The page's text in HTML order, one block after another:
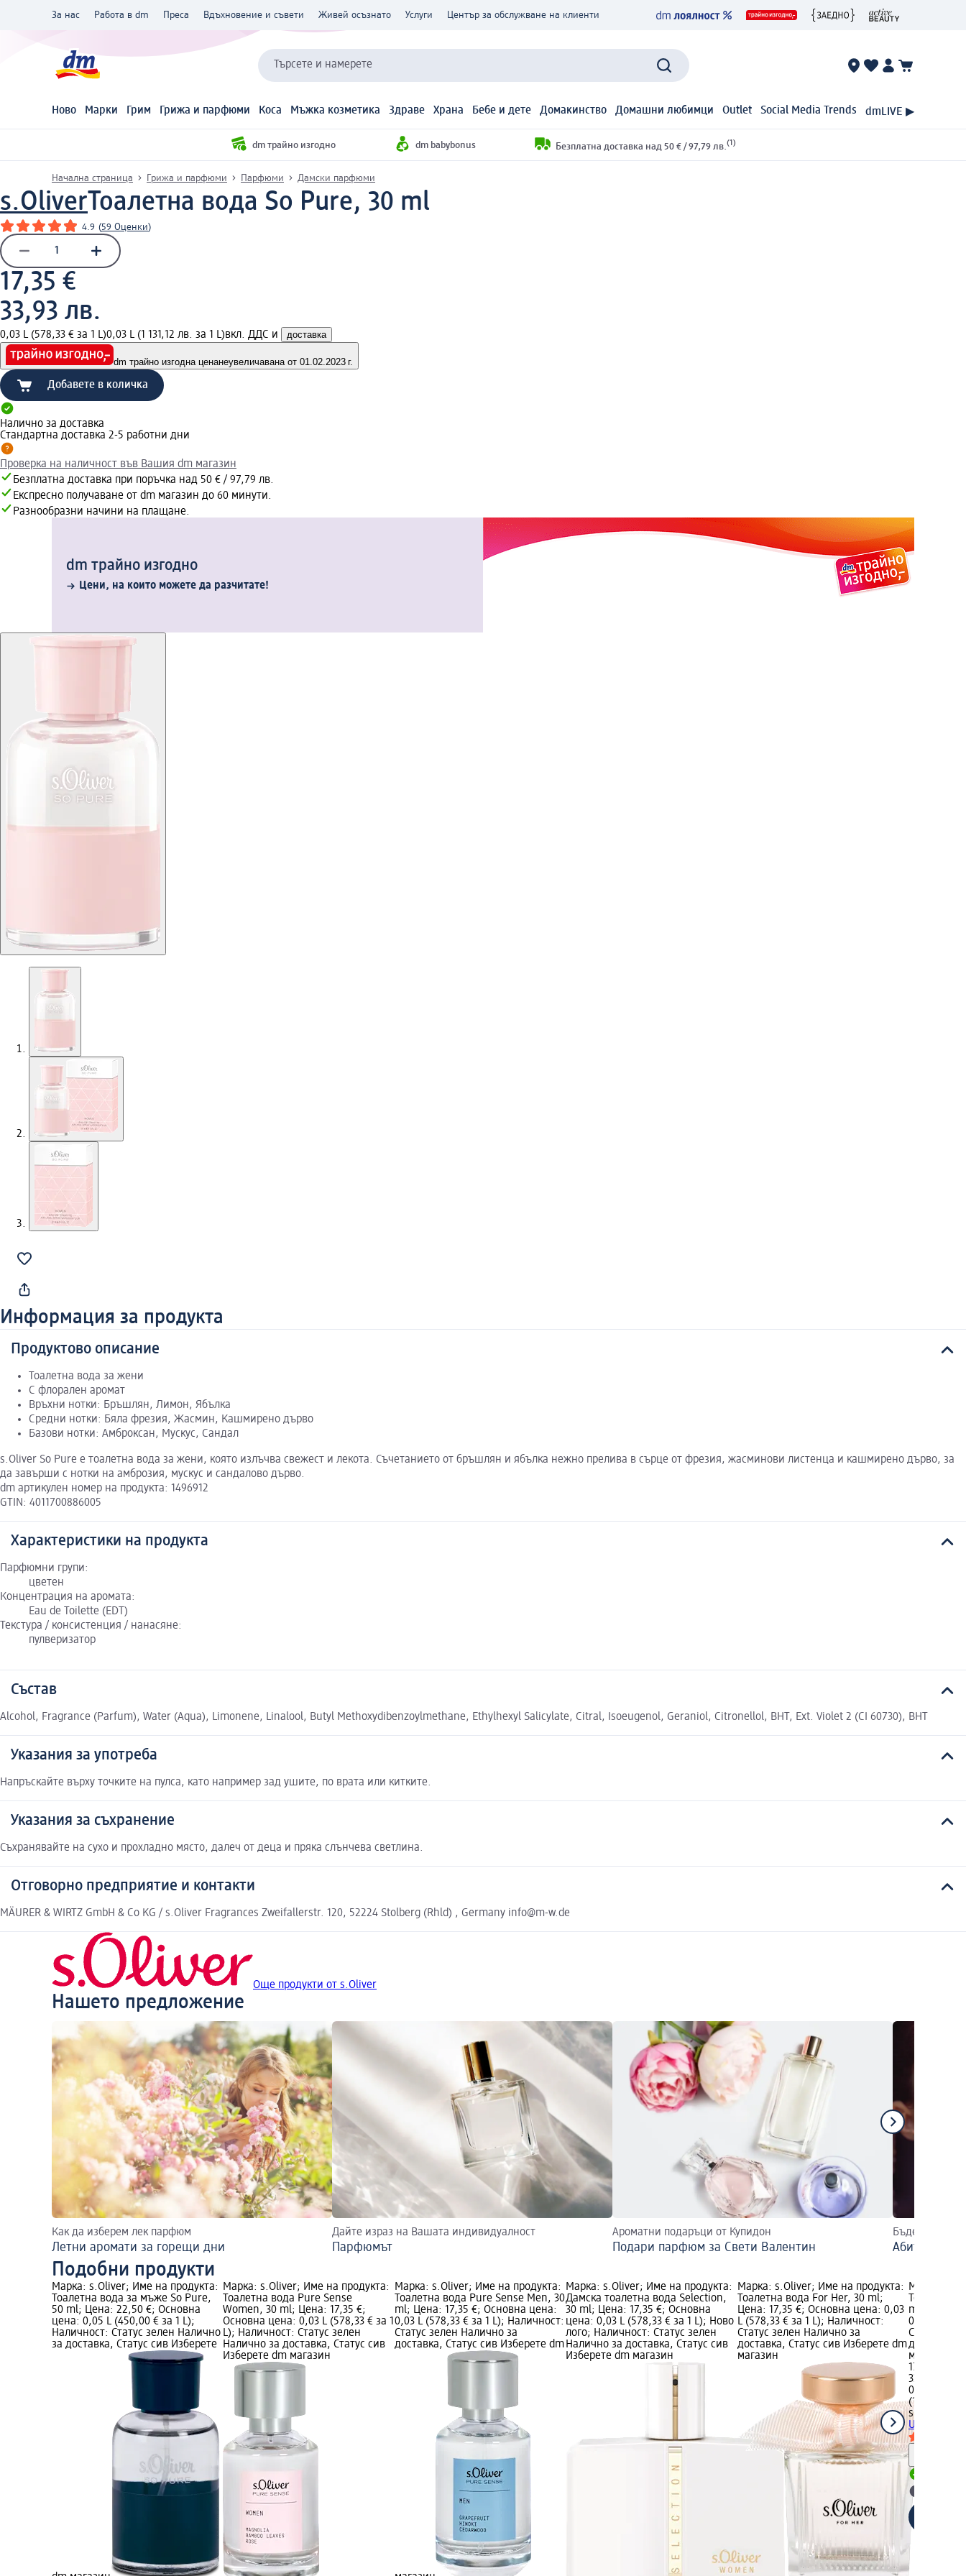
За нас Работа в dm Преса Вдъхновение и съвети Живей осъзнато Услуги Център за обслужване на клиенти
Търсете и намерете
Ново Марки Грим Грижа и парфюми Коса Мъжка козметика Здраве Храна Бебе и дете Домакинство Домашни любимци Outlet Social Media Trends dmLIVE ▶
dm трайно изгодно dm babybonus Безплатна доставка над 50 € / 97,79 лв. (1)
Начална страница Грижа и парфюми Парфюми Дамски парфюми
s.OliverТоалетна вода So Pure, 30 ml
4.9 (59 Оценки)
17,35 €
33,93 лв.
0,03 L (578,33 € за 1 L)0,03 L (1 131,12 лв. за 1 L)вкл. ДДС и доставка
dm трайно изгодна ценанеувеличавана от 01.02.2023 г.
Добавете в количка
Налично за доставка
Стандартна доставка 2-5 работни дни
Проверка на наличност във Вашия dm магазин
Безплатна доставка при поръчка над 50 € / 97,79 лв.
Експресно получаване от dm магазин до 60 минути.
Разнообразни начини на плащане.
dm трайно изгодно
Цени, на които можете да разчитате!
Информация за продукта
Продуктово описание
Тоалетна вода за жени
С флорален аромат
Връхни нотки: Бръшлян, Лимон, Ябълка
Средни нотки: Бяла фрезия, Жасмин, Кашмирено дърво
Базови нотки: Амброксан, Мускус, Сандал
s.Oliver So Pure е тоалетна вода за жени, която излъчва свежест и лекота. Съчетанието от бръшлян и ябълка нежно прелива в сърце от фрезия, жасминови листенца и кашмирено дърво, за
да завърши с нотки на амброзия, мускус и сандалово дърво.
dm артикулен номер на продукта: 1496912
GTIN: 4011700886005
Характеристики на продукта
Парфюмни групи:
цветен
Концентрация на аромата:
Eau de Toilette (EDT)
Текстура / консистенция / нанасяне:
пулверизатор
Състав
Alcohol, Fragrance (Parfum), Water (Aqua), Limonene, Linalool, Butyl Methoxydibenzoylmethane, Ethylhexyl Salicylate, Citral, Isoeugenol, Geraniol, Citronellol, BHT, Ext. Violet 2 (CI 60730), BHT
Указания за употреба
Напръскайте върху точките на пулса, като например зад ушите, по врата или китките.
Указания за съхранение
Съхранявайте на сухо и прохладно място, далеч от деца и пряка слънчева светлина.
Отговорно предприятие и контакти
MÄURER & WIRTZ GmbH & Co KG / s.Oliver Fragrances Zweifallerstr. 120, 52224 Stolberg (Rhld) , Germany info@m-w.de
Още продукти от s.Oliver
Нашето предложение
Как да изберем лек парфюм
Летни аромати за горещи дни
Дайте израз на Вашата индивидуалност
Парфюмът
Ароматни подаръци от Купидон
Подари парфюм за Свети Валентин
Бъдете
Подобни продукти
Марка: s.Oliver; Име на продукта:
Тоалетна вода за мъже So Pure,
50 ml; Цена: 22,50 €; Основна
цена: 0,05 L (450,00 € за 1 L);
Наличност: Статус зелен Налично
за доставка, Статус сив Изберете
Марка: s.Oliver; Име на продукта:
Тоалетна вода Pure Sense
Women, 30 ml; Цена: 17,35 €;
Основна цена: 0,03 L (578,33 € за 1
L); Наличност: Статус зелен
Налично за доставка, Статус сив
Изберете dm магазин
Марка: s.Oliver; Име на продукта:
Тоалетна вода Pure Sense Men, 30
ml; Цена: 17,35 €; Основна цена:
0,03 L (578,33 € за 1 L); Наличност:
Статус зелен Налично за
доставка, Статус сив Изберете dm
Марка: s.Oliver; Име на продукта:
Дамска тоалетна вода Selection,
30 ml; Цена: 17,35 €; Основна
цена: 0,03 L (578,33 € за 1 L); Ново
лого; Наличност: Статус зелен
Налично за доставка, Статус сив
Изберете dm магазин
Марка: s.Oliver; Име на продукта:
Тоалетна вода For Her, 30 ml;
Цена: 17,35 €; Основна цена: 0,03
L (578,33 € за 1 L); Наличност:
Статус зелен Налично за
доставка, Статус сив Изберете dm
магазин
Марка:
Тоалетна
ml; Цена:
0,03 L
Статус
доставка,
магазин
17,35 €
33,93 лв.
0,03 L
(1 131,12
s.Oliver
United, 30